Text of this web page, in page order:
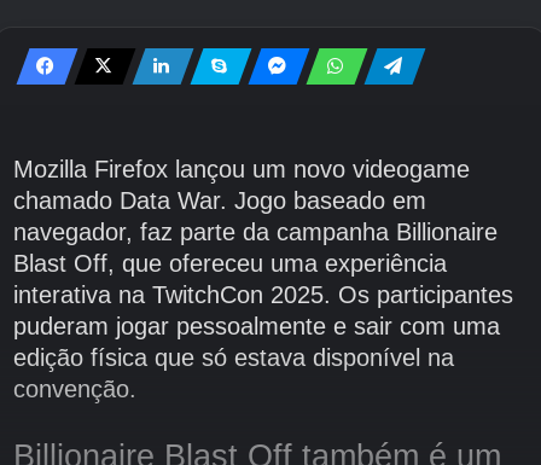
Mozilla Firefox lançou um novo videogame
chamado Data War. Jogo baseado em
navegador, faz parte da campanha Billionaire
Blast Off, que ofereceu uma experiência
interativa na TwitchCon 2025. Os participantes
puderam jogar pessoalmente e sair com uma
edição física que só estava disponível na
convenção.
Billionaire Blast Off também é um